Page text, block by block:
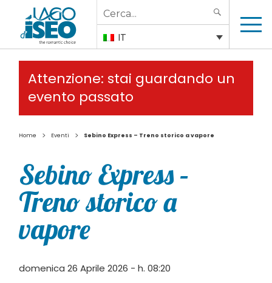
Search
for:
IT
Attenzione: stai guardando un
evento passato
Home > Eventi > Sebino Express – Treno storico a vapore
Sebino Express –
Treno storico a
vapore
domenica 26 Aprile 2026 - h. 08:20